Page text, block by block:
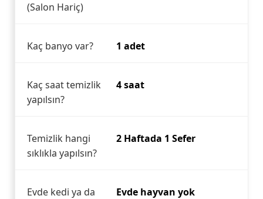
(Salon Hariç)
Kaç banyo var? 1 adet
Kaç saat temizlik
yapılsın?
4 saat
Temizlik hangi
sıklıkla yapılsın?
2 Haftada 1 Sefer
Evde kedi ya da
Evde hayvan yok